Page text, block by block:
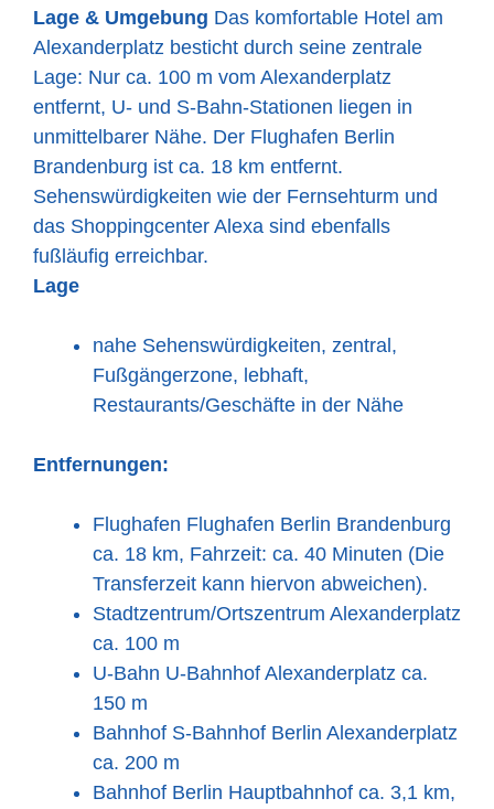
Lage & Umgebung Das komfortable Hotel am
Alexanderplatz besticht durch seine zentrale
Lage: Nur ca. 100 m vom Alexanderplatz
entfernt, U- und S-Bahn-Stationen liegen in
unmittelbarer Nähe. Der Flughafen Berlin
Brandenburg ist ca. 18 km entfernt.
Sehenswürdigkeiten wie der Fernsehturm und
das Shoppingcenter Alexa sind ebenfalls
fußläufig erreichbar.
Lage
nahe Sehenswürdigkeiten, zentral,
Fußgängerzone, lebhaft,
Restaurants/Geschäfte in der Nähe
Entfernungen:
Flughafen Flughafen Berlin Brandenburg
ca. 18 km, Fahrzeit: ca. 40 Minuten (Die
Transferzeit kann hiervon abweichen).
Stadtzentrum/Ortszentrum Alexanderplatz
ca. 100 m
U-Bahn U-Bahnhof Alexanderplatz ca.
150 m
Bahnhof S-Bahnhof Berlin Alexanderplatz
ca. 200 m
Bahnhof Berlin Hauptbahnhof ca. 3,1 km,